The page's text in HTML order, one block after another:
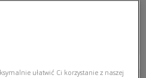
ułatwić Ci korzystanie z naszej